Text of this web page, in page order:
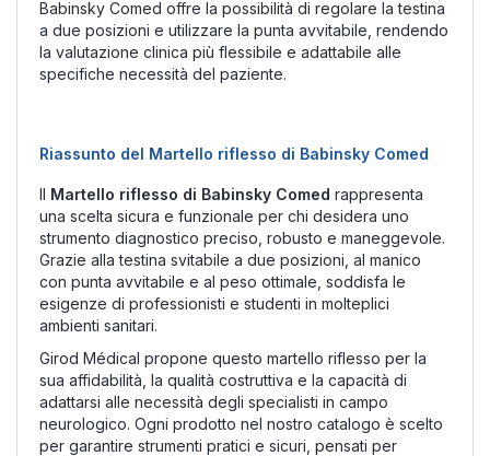
Babinsky Comed offre la possibilità di regolare la testina
a due posizioni e utilizzare la punta avvitabile, rendendo
la valutazione clinica più flessibile e adattabile alle
specifiche necessità del paziente.
Riassunto del Martello riflesso di Babinsky Comed
Il Martello riflesso di Babinsky Comed rappresenta
una scelta sicura e funzionale per chi desidera uno
strumento diagnostico preciso, robusto e maneggevole.
Grazie alla testina svitabile a due posizioni, al manico
con punta avvitabile e al peso ottimale, soddisfa le
esigenze di professionisti e studenti in molteplici
ambienti sanitari.
Girod Médical propone questo martello riflesso per la
sua affidabilità, la qualità costruttiva e la capacità di
adattarsi alle necessità degli specialisti in campo
neurologico. Ogni prodotto nel nostro catalogo è scelto
per garantire strumenti pratici e sicuri, pensati per